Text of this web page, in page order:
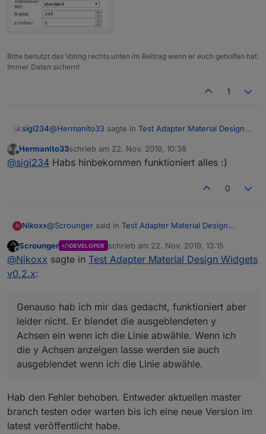
Bitte benutzt das Voting rechts unten im Beitrag wenn er euch geholfen hat.
Immer Daten sichern!
1
sigi234@Hermanito33 sagte in Test Adapter Material Design
Hey,
gelegt. Bin die Einstellungen schon durch aber
Offline
Hermanito33schrieb am 22. Nov. 2019, 10:38
zuletzt editiert von
@sigi234 Habs hinbekommen funktioniert alles :)
0
N Nikoxx@Scrounger said in Test Adapter Material Design
Welche Version ist bei dir installiert? Wenn ich mir
Wenn z.B. alle Datensätze die Achse von
Datensatz[0] verwenden sollen, dann so:
Genauso hab ich mir das gedacht, funktioniert aber
ein wenn ich die Linie abwähle. Wenn ich die y Achsen
anzeigen lasse werden sie auch ausgeblendet wenn
Du hast die Datenpunkte (Objekte) auch
Hast du die Anzahl der Datenpunkte begrenzt?
Widget auch begrenzt.
Offline
Scrounger DEVELOPER schrieb am 22. Nov. 2019, 13:15
zuletzt editiert von
@Nikoxx sagte in Test Adapter Material Design Widgets
v0.2.x:
Genauso hab ich mir das gedacht, funktioniert aber
leider nicht. Er blendet die ausgeblendeten y
Achsen ein wenn ich die Linie abwähle. Wenn ich
die y Achsen anzeigen lasse werden sie auch
ausgeblendet wenn ich die Linie abwähle.
Hab den Fehler behoben. Entweder aktuellen master
branch testen oder warten bis ich eine neue Version im
latest veröffentlicht habe.